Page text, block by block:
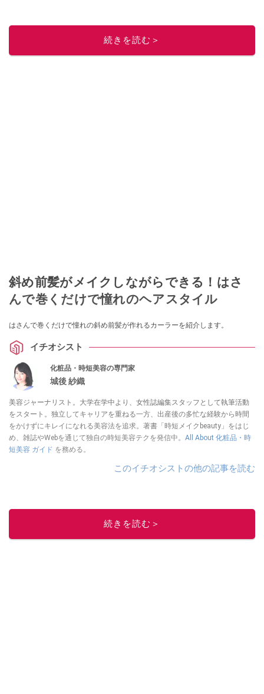
続きを読む＞
斜め前髪がメイクしながらできる！はさ
んで巻くだけで憧れのヘアスタイル
はさんで巻くだけで憧れの斜め前髪が作れるカーラーを紹介します。
イチオシスト
化粧品・時短美容の専門家
城後 紗織
美容ジャーナリスト。大学在学中より、女性誌編集スタッフとして執筆活動
をスタート。独立してキャリアを重ねる一方、出産後の多忙な経験から時間
をかけずにキレイになれる美容法を追求。著書「時短メイクbeauty」をはじ
め、雑誌やWebを通じて独自の時短美容テクを発信中。 All About 化粧品・時
短美容 ガイド を務める。
このイチオシストの他の記事を読む
続きを読む＞